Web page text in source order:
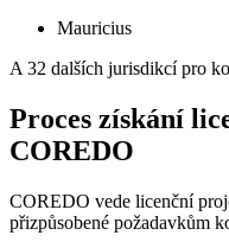
Mauricius
A 32 dalších jurisdikcí pro
Proces získání
COREDO
COREDO vede licenční
přizpůsobené požadavkům